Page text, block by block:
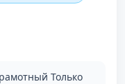
Только